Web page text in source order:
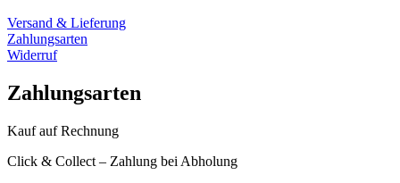
Versand & Lieferung
Zahlungsarten
Widerruf
Zahlungsarten
Kauf auf Rechnung
Click & Collect – Zahlung bei Abholung